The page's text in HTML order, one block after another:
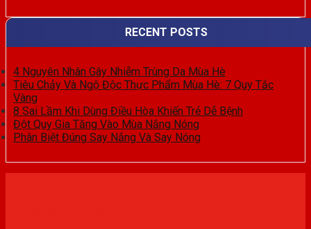
RECENT POSTS
4 Nguyên Nhân Gây Nhiễm Trùng Da Mùa Hè
Tiêu Chảy Và Ngộ Độc Thực Phẩm Mùa Hè: 7 Quy Tắc
Vàng
8 Sai Lầm Khi Dùng Điều Hòa Khiến Trẻ Dễ Bệnh
Đột Quỵ Gia Tăng Vào Mùa Nắng Nóng
Phân Biệt Đúng Say Nắng Và Say Nóng